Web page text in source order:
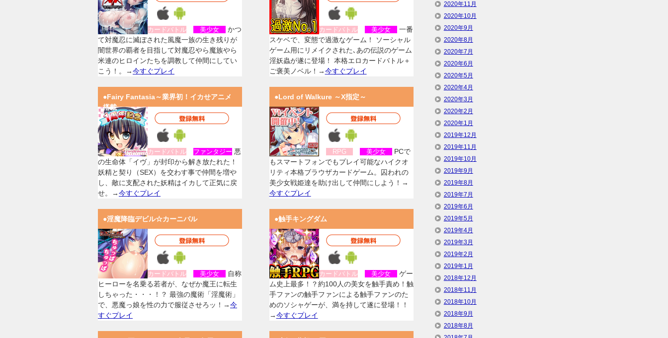
カードバトル 美少女
かつ
て対魔忍に滅ぼされた風魔一族の生き残りが
闇世界の覇者を目指して対魔忍やら魔族やら
米連のヒロインたちを調教して仲間にしてい
こう！。→今すぐプレイ
カードバトル 美少女
一番
スケベで、変態で過激なゲーム！ ソーシャル
ゲーム用にリメイクされた､あの伝説のゲーム
淫妖蟲が遂に登場！ 本格エロカードバトル＋
ご褒美ノベル！→今すぐプレイ
●Fairy Fantasia～業界初！イカせアニメ
搭載
カードバトル ファンタジー 悪
の生命体「イヴ」が封印から解き放たれた！
妖精と契り（SEX）を交わす事で仲間を増や
し、敵に支配された妖精はイカして正気に戻
せ。→今すぐプレイ
●Lord of Walkure ～X指定～
RPG 美少女
PCで
もスマートフォンでもプレイ可能なハイクオ
リティ本格ブラウザカードゲーム。囚われの
美少女戦姫達を助け出して仲間にしよう！→
今すぐプレイ
●淫魔降臨デビル☆カーニバル
カードバトル 美少女
自称
ヒーローを名乗る若者が、なぜか魔王に転生
しちゃった・・・！？ 最強の魔術「淫魔術」
で、悪魔っ娘を性の力で服従させろッ！→今
すぐプレイ
●触手キングダム
カードバトル 美少女
ゲー
ム史上最多！？約100人の美女を触手責め！触
手ファンの触手ファンによる触手ファンのた
めのソシャゲーが、満を持して遂に登場！！
→今すぐプレイ
2020年11月
2020年10月
2020年9月
2020年8月
2020年7月
2020年6月
2020年5月
2020年4月
2020年3月
2020年2月
2020年1月
2019年12月
2019年11月
2019年10月
2019年9月
2019年8月
2019年7月
2019年6月
2019年5月
2019年4月
2019年3月
2019年2月
2019年1月
2018年12月
2018年11月
2018年10月
2018年9月
2018年8月